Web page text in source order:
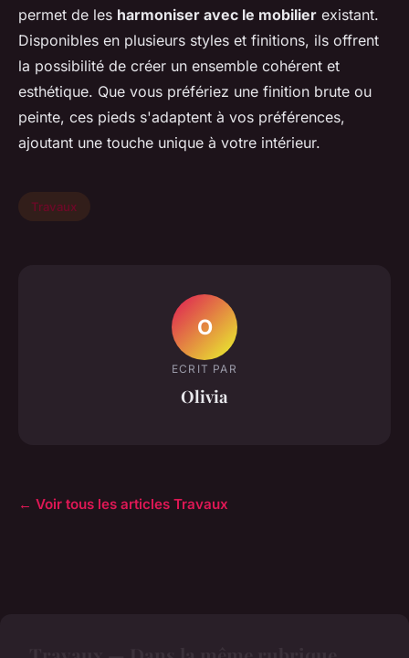
permet de les harmoniser avec le mobilier existant.
Disponibles en plusieurs styles et finitions, ils offrent
la possibilité de créer un ensemble cohérent et
esthétique. Que vous préfériez une finition brute ou
peinte, ces pieds s'adaptent à vos préférences,
ajoutant une touche unique à votre intérieur.
Travaux
O
ECRIT PAR
Olivia
← Voir tous les articles Travaux